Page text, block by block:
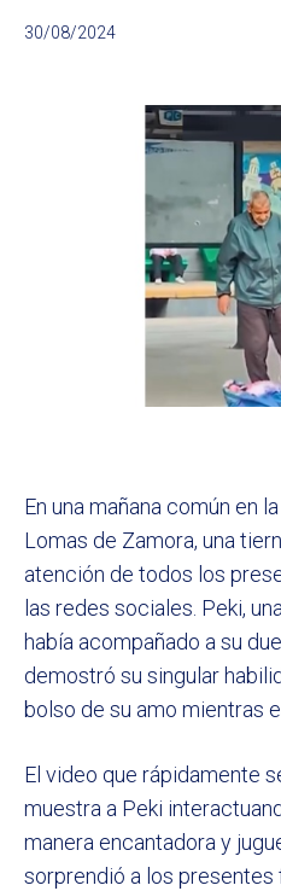
30/08/2024
En una mañana común en
Lomas de Zamora, una
atención de todos los
las redes sociales. Peki,
había acompañado a su
demostró su singular
bolso de su amo mientras
El video que rápidamente
muestra a Peki
manera encantadora y
sorprendió a los presentes